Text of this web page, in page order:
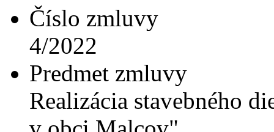
Číslo zmluvy
4/2022
Predmet zmluvy
Realizácia stavebného